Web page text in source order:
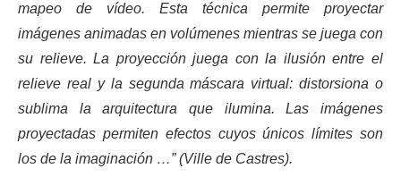
mapeo de vídeo. Esta técnica permite proyectar
imágenes animadas en volúmenes mientras se juega con
su relieve. La proyección juega con la ilusión entre el
relieve real y la segunda máscara virtual: distorsiona o
sublima la arquitectura que ilumina. Las imágenes
proyectadas permiten efectos cuyos únicos límites son
los de la imaginación …” (Ville de Castres).